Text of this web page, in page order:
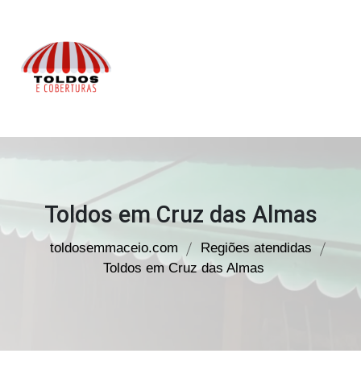
Toldos
Toldos em Cruz das Almas
toldosemmaceio.com
Regiões atendidas
Toldos em Cruz das Almas